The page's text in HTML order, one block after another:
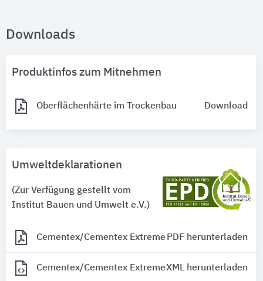
Downloads
Produktinfos zum Mitnehmen
Oberflächenhärte im Trockenbau Download
Umweltdeklarationen
(Zur Verfügung gestellt vom
Institut Bauen und Umwelt e.V.)
Cementex/Cementex Extreme PDF herunterladen
Cementex/Cementex ExtremeXML herunterladen